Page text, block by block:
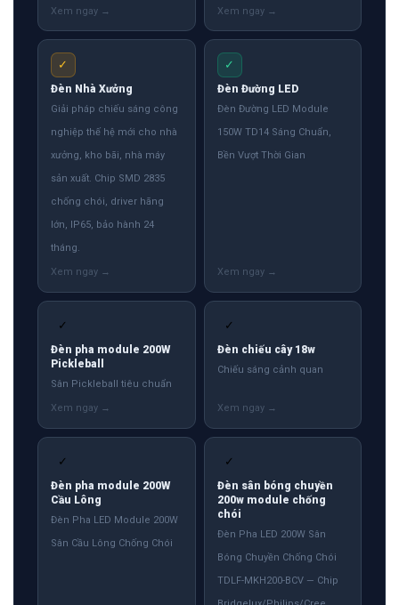
✓
Đèn Nhà Xưởng
Giải pháp chiếu sáng công
nghiệp thế hệ mới cho nhà
xưởng, kho bãi, nhà máy
sản xuất. Chip SMD 2835
chống chói, driver hãng
lớn, IP65, bảo hành 24
tháng.
✓
Đèn Đường LED
Đèn Đường LED Module
150W TD14 Sáng Chuẩn,
Bền Vượt Thời Gian
✓
Đèn pha module 200W
Pickleball
Sân Pickleball tiêu chuẩn
✓
Đèn chiếu cây 18w
Chiếu sáng cảnh quan
✓
Đèn pha module 200W
Cầu Lông
Đèn Pha LED Module 200W
Sân Cầu Lông Chống Chói
✓
Đèn sân bóng chuyền
200w module chống
chói
Đèn Pha LED 200W Sân
Bóng Chuyền Chống Chói
TDLF-MKH200-BCV — Chip